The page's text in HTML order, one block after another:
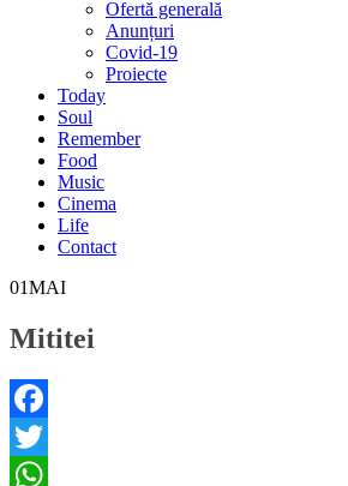
Ofertă generală
Anunțuri
Covid-19
Proiecte
Today
Soul
Remember
Food
Music
Cinema
Life
Contact
01MAI
Mititei
Facebook
Twitter